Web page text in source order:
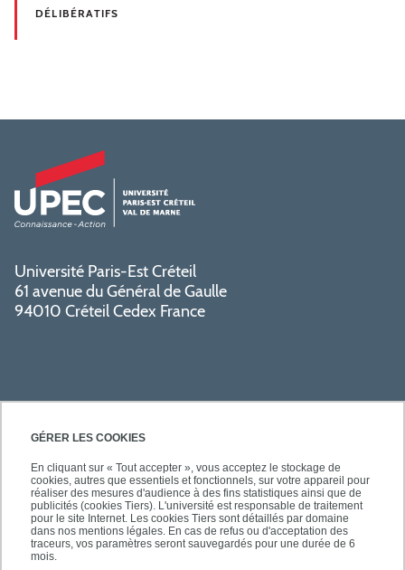
GÉRER LES COOKIES
En cliquant sur « Tout accepter », vous acceptez le stockage de
cookies, autres que essentiels et fonctionnels, sur votre appareil pour
réaliser des mesures d'audience à des fins statistiques ainsi que de
publicités (cookies Tiers). L'université est responsable de traitement
pour le site Internet. Les cookies Tiers sont détaillés par domaine
dans nos mentions légales. En cas de refus ou d'acceptation des
traceurs, vos paramètres seront sauvegardés pour une durée de 6
mois.
DÉLIBÉRATIFS
Université Paris-Est Créteil
61 avenue du Général de Gaulle
94010 Créteil Cedex France
SÉCURITÉ